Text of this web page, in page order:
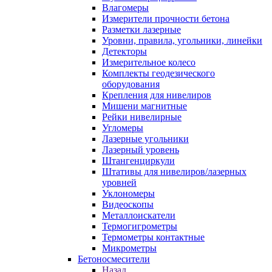
Влагомеры
Измерители прочности бетона
Разметки лазерные
Уровни, правила, угольники, линейки
Детекторы
Измерительное колесо
Комплекты геодезического
оборудования
Крепления для нивелиров
Мишени магнитные
Рейки нивелирные
Угломеры
Лазерные угольники
Лазерный уровень
Штангенциркули
Штативы для нивелиров/лазерных
уровней
Уклономеры
Видеоскопы
Металлоискатели
Термогигрометры
Термометры контактные
Микрометры
Бетоносмесители
Назад